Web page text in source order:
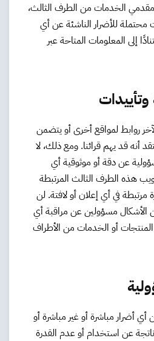
مقدمي الخدمات من الطرف الثالث،
للأضرار الناشئة عن أي
إلى المعلومات المتاحة عبر
روابط لمواقع أخرى أو يتضمن
قد يهم قرائنا. ومع ذلك، لا
عن دقة أو موثوقية أي
هذه الطرف الثالث المرتبطة
مرتبطة في أي إعلان أو لافتة. لن
مسؤولين عن مراقبة أي
أو الخدمات من الأطراف
أضرار مباشرة أو غير مباشرة أو
عن استخدام أو عدم القدرة